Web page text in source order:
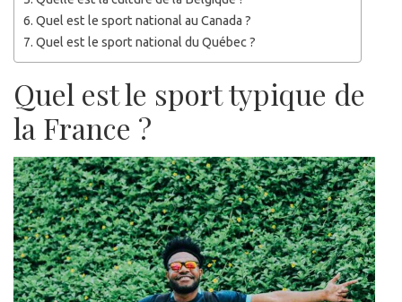
Quel est le sport national au Canada ?
Quel est le sport national du Québec ?
Quel est le sport typique de
la France ?